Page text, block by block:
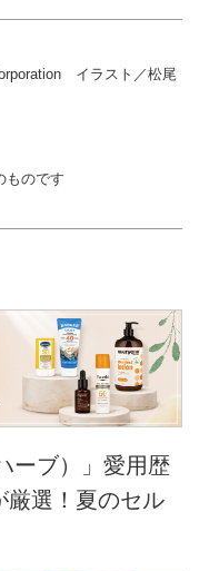
イラスト／松尾
ものです
ーブ）」愛用歴
厳選！夏のセル